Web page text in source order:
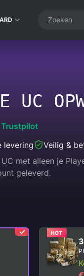
UC
Trustpilot
levering
Veilig &
met alleen je
geleverd.
HOT